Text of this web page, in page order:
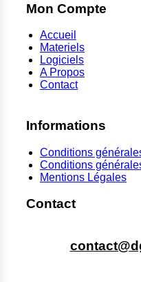
Mon Compte
Accueil
Materiels
Logiciels
A Propos
Contact
Informations
Conditions
Conditions
Mentions Légales
Contact